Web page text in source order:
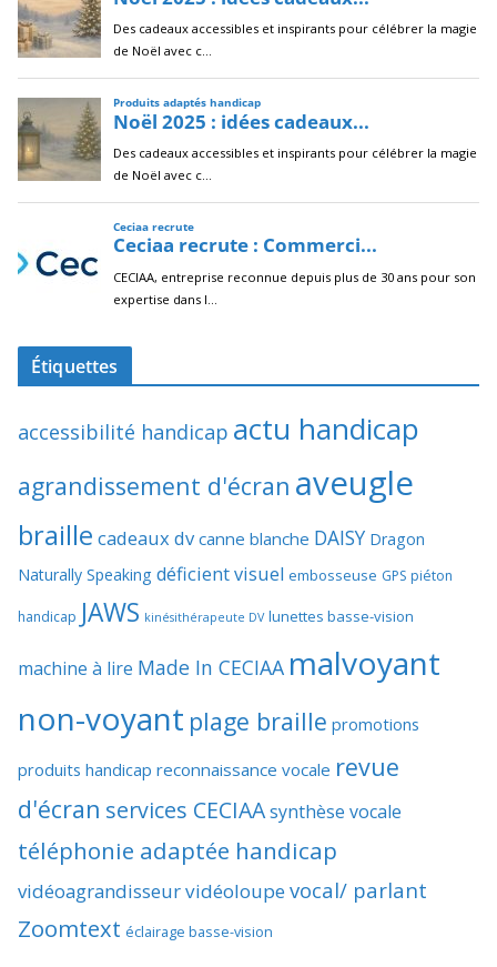
Étiquettes
accessibilité handicap actu handicap
agrandissement d'écran aveugle
braille cadeaux dv canne blanche DAISY Dragon
Naturally Speaking déficient visuel embosseuse GPS piéton
handicap JAWS kinésithérapeute DV lunettes basse-vision
machine à lire Made In CECIAA malvoyant
non-voyant plage braille promotions
produits handicap reconnaissance vocale revue
d'écran services CECIAAsynthèse vocale
téléphonie adaptée handicap
vidéoagrandisseurvidéoloupevocal/ parlant
Zoomtext éclairage basse-vision